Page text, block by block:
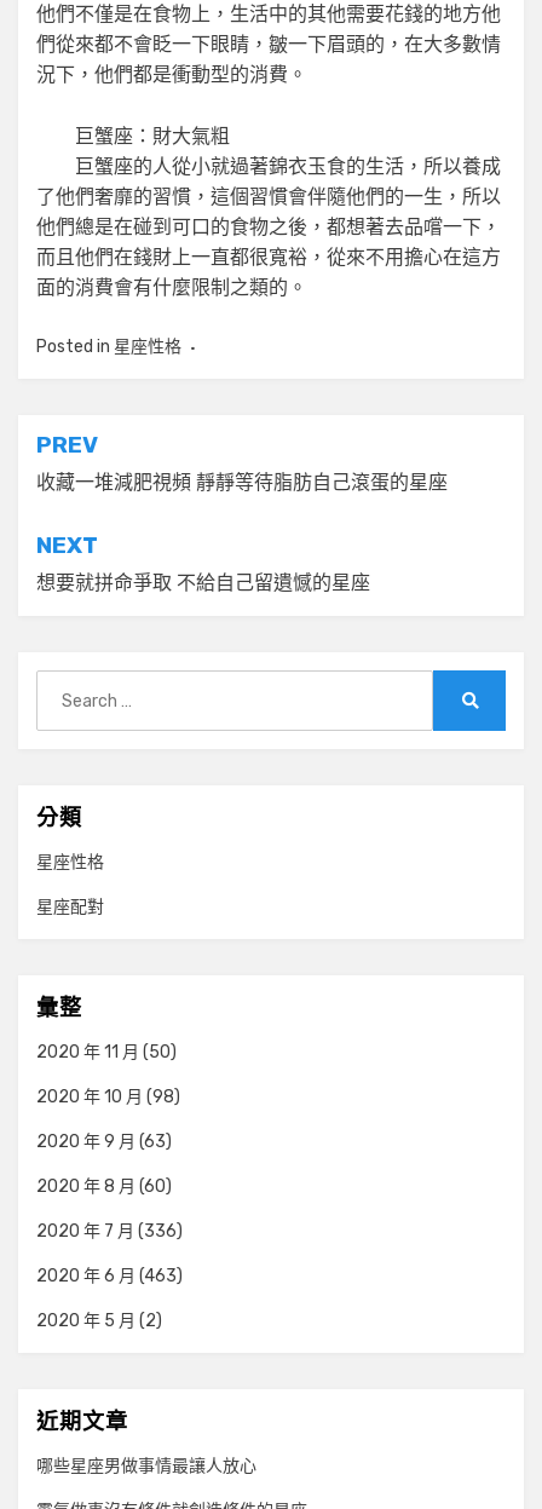
他們不僅是在食物上，生活中的其他需要花錢的地方他
們從來都不會眨一下眼睛，皺一下眉頭的，在大多數情
況下，他們都是衝動型的消費。
巨蟹座：財大氣粗
巨蟹座的人從小就過著錦衣玉食的生活，所以養成
了他們奢靡的習慣，這個習慣會伴隨他們的一生，所以
他們總是在碰到可口的食物之後，都想著去品嚐一下，
而且他們在錢財上一直都很寬裕，從來不用擔心在這方
面的消費會有什麼限制之類的。
Posted in 星座性格
文
章
導
覽
PREV
收藏一堆減肥視頻 靜靜等待脂肪自己滾蛋的星座
NEXT
想要就拼命爭取 不給自己留遺憾的星座
for:
分類
星座性格
星座配對
彙整
2020 年 11 月 (50)
2020 年 10 月 (98)
2020 年 9 月 (63)
2020 年 8 月 (60)
2020 年 7 月 (336)
2020 年 6 月 (463)
2020 年 5 月 (2)
近期文章
哪些星座男做事情最讓人放心